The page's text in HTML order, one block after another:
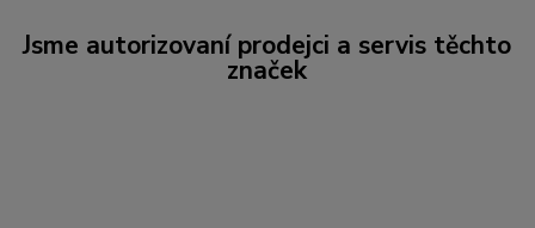
Jsme autorizovaní prodejci a servis těchto
značek